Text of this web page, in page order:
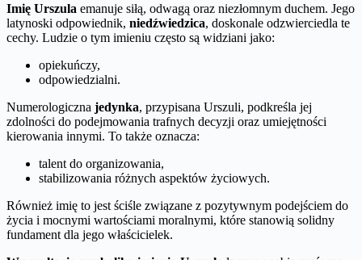
Imię Urszula emanuje siłą, odwagą oraz niezłomnym duchem. Jego
latynoski odpowiednik, niedźwiedzica, doskonale odzwierciedla te
cechy. Ludzie o tym imieniu często są widziani jako:
opiekuńczy,
odpowiedzialni.
Numerologiczna jedynka, przypisana Urszuli, podkreśla jej
zdolności do podejmowania trafnych decyzji oraz umiejętności
kierowania innymi. To także oznacza:
talent do organizowania,
stabilizowania różnych aspektów życiowych.
Również imię to jest ściśle związane z pozytywnym podejściem do
życia i mocnymi wartościami moralnymi, które stanowią solidny
fundament dla jego właścicielek.